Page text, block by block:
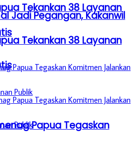
Tekankan 38 Layanan
Papua Tegaskan
Jadi Pegangan, Kakanwil
Tekankan 38 Layanan